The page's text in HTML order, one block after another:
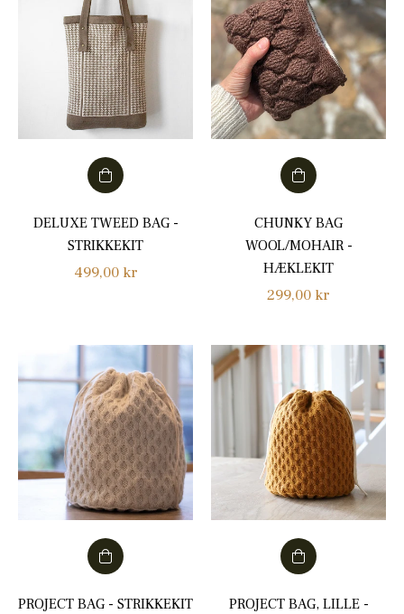
DELUXE TWEED BAG -
STRIKKEKIT
Normalpris
499,00 kr
CHUNKY BAG
WOOL/MOHAIR -
HÆKLEKIT
Normalpris
299,00 kr
PROJECT BAG - STRIKKEKIT
PROJECT BAG, LILLE -